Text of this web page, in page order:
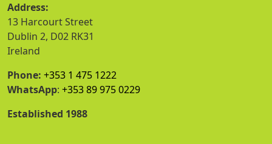
Address:
13 Harcourt Street
Dublin 2, D02 RK31
Ireland
Phone: +353 1 475 1222
WhatsApp: +353 89 975 0229
Established 1988